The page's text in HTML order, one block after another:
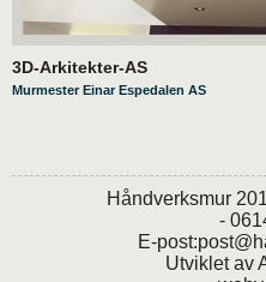
3D-Arkitekter-AS
Murmester Einar Espedalen AS
Håndverksmur
-
E-post:
Utviklet av